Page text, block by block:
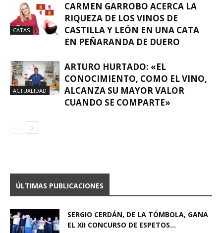
CATAS
CARMEN GARROBO ACERCA LA
RIQUEZA DE LOS VINOS DE
CASTILLA Y LEÓN EN UNA CATA
EN PEÑARANDA DE DUERO
ACTUALIDAD
ARTURO HURTADO: «EL
CONOCIMIENTO, COMO EL VINO,
ALCANZA SU MAYOR VALOR
CUANDO SE COMPARTE»
ÚLTIMAS PUBLICACIONES
SERGIO CERDÁN, DE LA TÓMBOLA, GANA
EL XII CONCURSO DE ESPETOS...